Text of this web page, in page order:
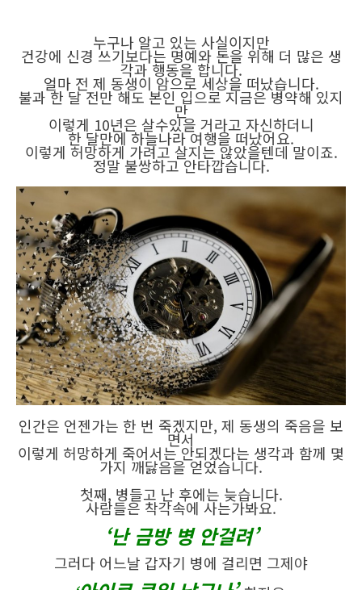
누구나 알고 있는 사실이지만
건강에 신경 쓰기보다는 명예와 돈을 위해 더 많은 생
각과 행동을 합니다.
얼마 전 제 동생이 암으로 세상을 떠났습니다.
불과 한 달 전만 해도 본인 입으로 지금은 병약해 있지
만
이렇게 10년은 살수있을 거라고 자신하더니
한 달만에 하늘나라 여행을 떠났어요.
이렇게 허망하게 가려고 살지는 않았을텐데 말이죠.
정말 불쌍하고 안타깝습니다.
인간은 언젠가는 한 번 죽겠지만, 제 동생의 죽음을 보
면서
이렇게 허망하게 죽어서는 안되겠다는 생각과 함께 몇
가지 깨닳음을 얻었습니다.
첫째, 병들고 난 후에는 늦습니다.
사람들은 착각속에 사는가봐요.
‘난 금방 병 안걸려’
그러다 어느날 갑자기 병에 걸리면 그제야